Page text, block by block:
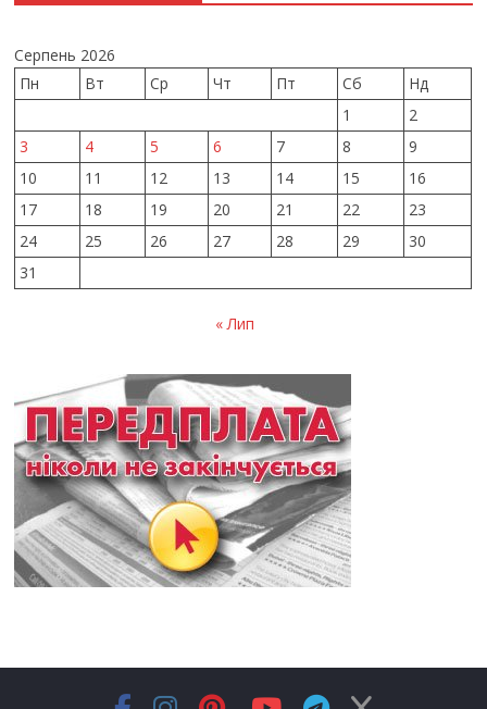
Серпень 2026
Пн
Вт Ср Чт Пт Сб
Нд
1
2
3
4 5 6 7 8
9
10
11 12 13 14 15
16
17
18 19 20 21 22
23
24
25 26 27 28 29
30
31
« Лип